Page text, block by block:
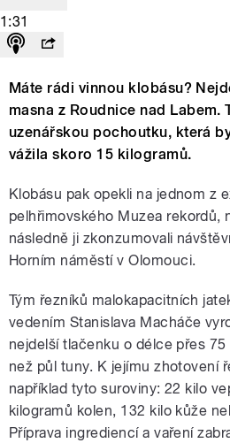
1:31
Máte rádi vinnou klobásu?
masna z Roudnice nad Labem.
uzenářskou pochoutku, která
vážila skoro 15 kilogramů.
Klobásu pak opekli na jednom z
pelhřimovského Muzea rekordů,
následně ji zkonzumovali
Horním náměstí v Olomouci.
Tým řezníků malokapacitních
vedením Stanislava Macháče
nejdelší tlačenku o délce přes
než půl tuny. K jejímu zhotovení
například tyto suroviny: 22 kilo
kilogramů kolen, 132 kilo kůže
Příprava ingrediencí a vaření